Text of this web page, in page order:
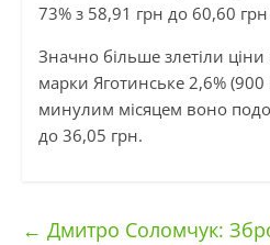
73% з 58,91 грн до 60,60 грн
Значно більше злетіли
марки Яготинське 2,6% (900
минулим місяцем воно
до 36,05 грн.
← Дмитро Соломчук: